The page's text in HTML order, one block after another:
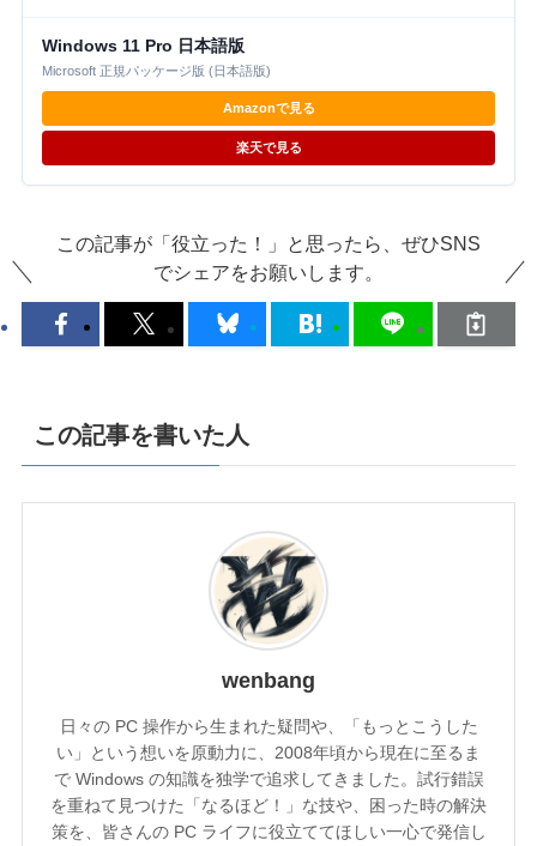
Windows 11 Pro 日本語版
Microsoft 正規パッケージ版 (日本語版)
Amazonで見る
楽天で見る
この記事が「役立った！」と思ったら、ぜひSNS
でシェアをお願いします。
この記事を書いた人
wenbang
日々の PC 操作から生まれた疑問や、「もっとこうした
い」という想いを原動力に、2008年頃から現在に至るま
で Windows の知識を独学で追求してきました。試行錯誤
を重ねて見つけた「なるほど！」な技や、困った時の解決
策を、皆さんの PC ライフに役立ててほしい一心で発信し